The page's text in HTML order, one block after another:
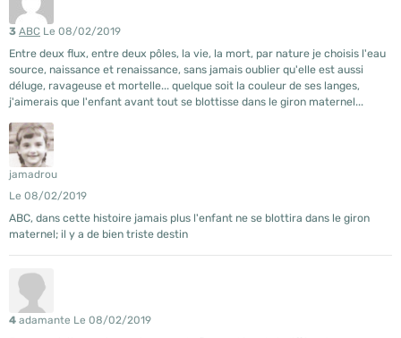
3 ABC Le 08/02/2019
Entre deux flux, entre deux pôles, la vie, la mort, par nature je choisis l'eau
source, naissance et renaissance, sans jamais oublier qu'elle est aussi
déluge, ravageuse et mortelle... quelque soit la couleur de ses langes,
j'aimerais que l'enfant avant tout se blottisse dans le giron maternel...
jamadrou
Le 08/02/2019
ABC, dans cette histoire jamais plus l'enfant ne se blottira dans le giron
maternel; il y a de bien triste destin
4 adamante Le 08/02/2019